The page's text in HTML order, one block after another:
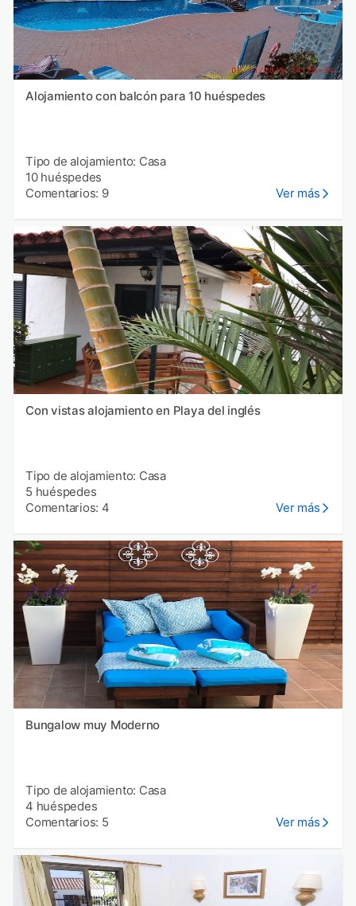
Alojamiento con balcón para 10 huéspedes
Tipo de alojamiento: Casa
10 huéspedes
Comentarios: 9
Ver más
Con vistas alojamiento en Playa del inglés
Tipo de alojamiento: Casa
5 huéspedes
Comentarios: 4
Ver más
Bungalow muy Moderno
Tipo de alojamiento: Casa
4 huéspedes
Comentarios: 5
Ver más